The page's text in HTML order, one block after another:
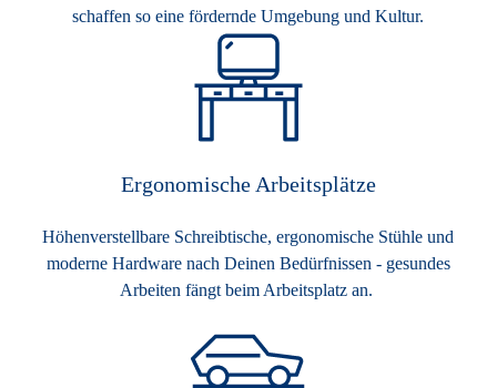
schaffen so eine fördernde Umgebung und Kultur.
Ergonomische Arbeitsplätze
Höhenverstellbare Schreibtische, ergonomische Stühle und
moderne Hardware nach Deinen Bedürfnissen - gesundes
Arbeiten fängt beim Arbeitsplatz an.